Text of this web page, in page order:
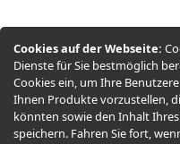
Cookies auf der Webseite:
Dienste für Sie bestmöglich
Cookies ein, um Ihre
Ihnen Produkte vorzustellen,
könnten sowie den Inhalt
speichern. Fahren Sie fort,